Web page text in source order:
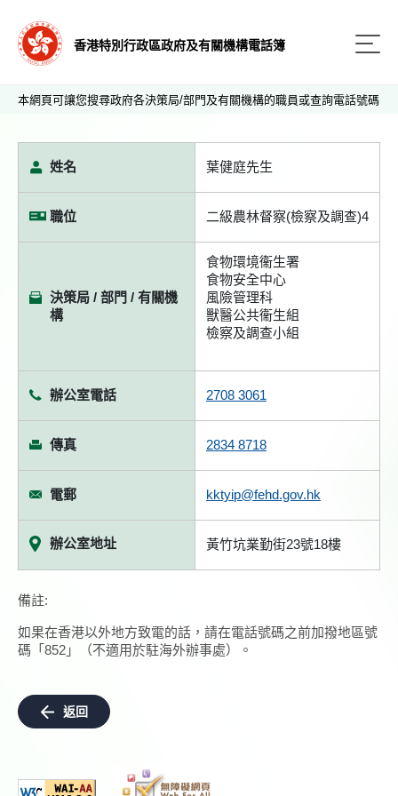
香港特別行政區政府及有關機構電話簿
本網頁可讓您搜尋政府各決策局/部門及有關機構的職員或查詢電話號碼
姓名 葉健庭先生
職位 二級農林督察(檢察及調查)4
決策局 / 部門 / 有關機
構
食物環境衞生署
食物安全中心
風險管理科
獸醫公共衞生組
檢察及調查小組
辦公室電話 2708 3061
傳真 2834 8718
電郵 kktyip@fehd.gov.hk
辦公室地址 黃竹坑業勤街23號18樓
備註:
如果在香港以外地方致電的話，請在電話號碼之前加撥地區號
碼「852」（不適用於駐海外辦事處）。
返回